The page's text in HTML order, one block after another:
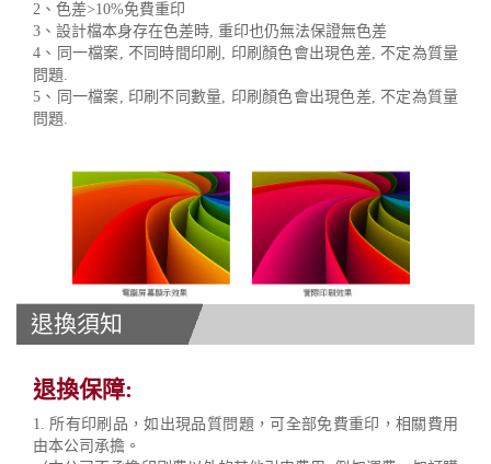
2、色差>10%免費重印
3、設計檔本身存在色差時, 重印也仍無法保證無色差
4、同一檔案, 不同時間印刷, 印刷顏色會出現色差, 不定為質量
問題.
5、同一檔案, 印刷不同數量, 印刷顏色會出現色差, 不定為質量
問題.
退換須知
退換保障:
1. 所有印刷品，如出現品質問題，可全部免費重印，相關費用
由本公司承擔。